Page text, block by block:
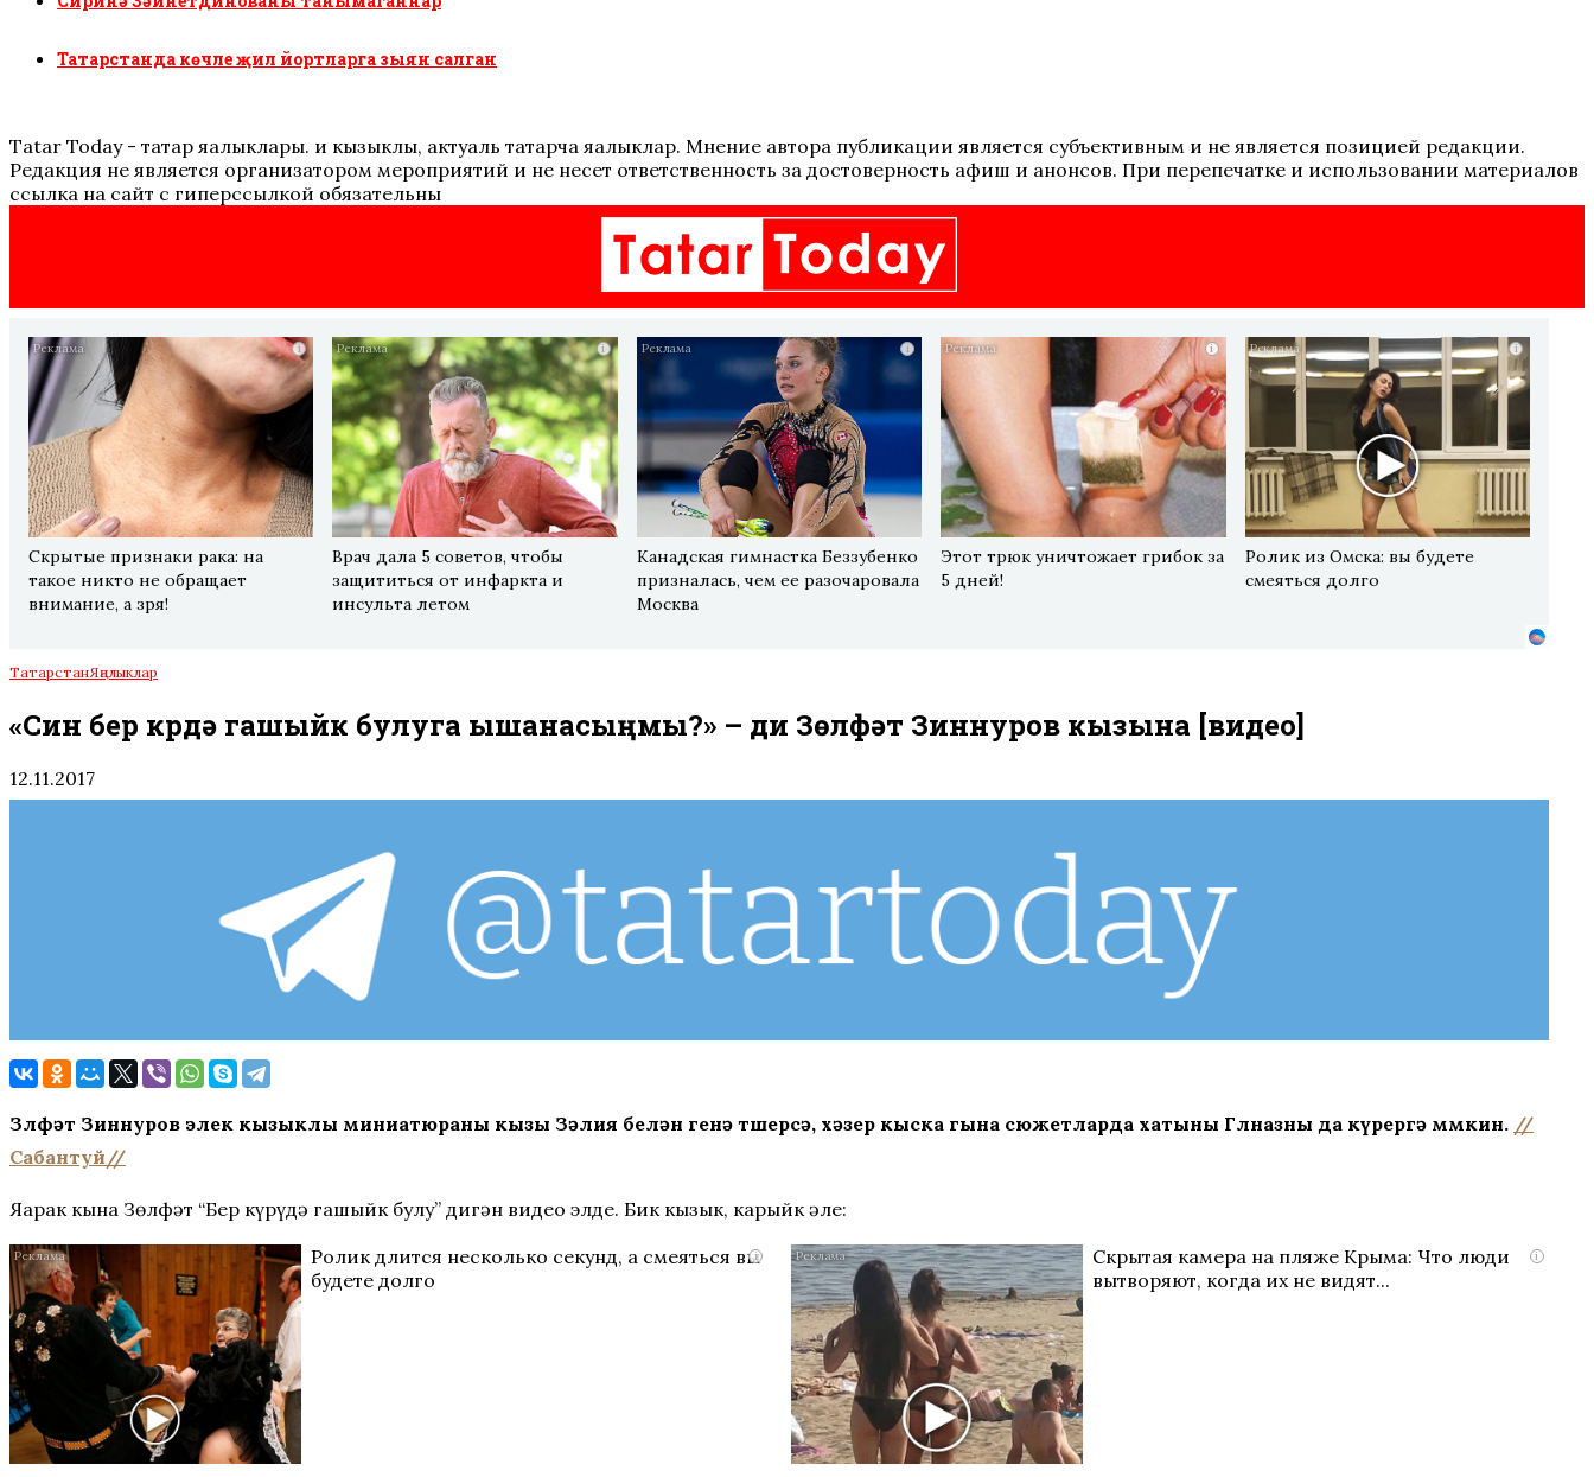
Татарстанда көчле җил йортларга зыян салган
Tatar Today - татар яңалыклары. иң кызыклы, актуаль татарча яңалыклар. Мнение автора публикации является субъективным и не является позицией редакции.
Редакция не является организатором мероприятий и не несет ответственность за достоверность афиш и анонсов. При перепечатке и использовании материалов
ссылка на сайт с гиперссылкой обязательны
i
Скрытые признаки рака: на
такое никто не обращает
внимание, а зря!
i
Врач дала 5 советов, чтобы
защититься от инфаркта и
инсульта летом
i
Канадская гимнастка Беззубенко
призналась, чем ее разочаровала
Москва
i
Этот трюк уничтожает грибок за
5 дней!
i
Ролик из Омска: вы будете
смеяться долго
ТатарстанЯңалыклар
«Син бер күрүдә гашыйк булуга ышанасыңмы?» – ди Зөлфәт Зиннуров кызына [видео]
12.11.2017
Зөлфәт Зиннуров элек кызыклы миниатюраны кызы Зәлия белән генә төшерсә, хәзер кыска гына сюжетларда хатыны Гөлназны да күрергә мөмкин. //
Сабантуй//
Яңарак кына Зөлфәт “Бер күрүдә гашыйк булу” дигән видео элде. Бик кызык, карыйк әле:
i
Ролик длится несколько секунд, а смеяться вы
будете долго
i
Скрытая камера на пляже Крыма: Что люди
вытворяют, когда их не видят...